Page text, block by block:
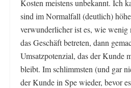
Kosten meistens unbekannt. Ich
sind im Normalfall (deutlich)
verwunderlicher ist es, wie
das Geschäft betreten, dann
Umsatzpotenzial, das der Kunde
bleibt. Im schlimmsten (und gar
der Kunde in Spe wieder, bevor